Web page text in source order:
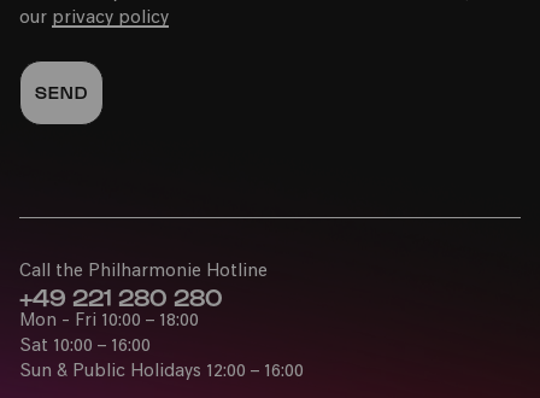
our privacy policy
Call the Philharmonie Hotline
+49 221 280 280
Mon - Fri 10:00 – 18:00
Sat 10:00 – 16:00
Sun & Public Holidays 12:00 – 16:00